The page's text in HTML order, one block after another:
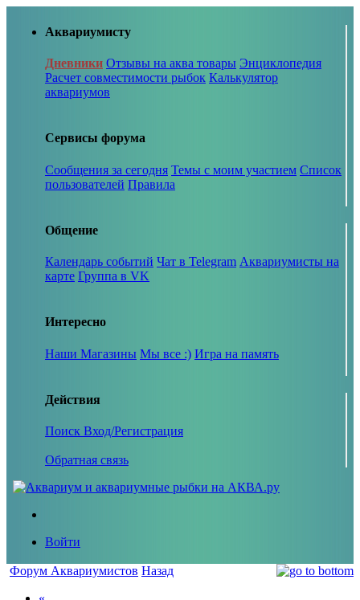
Аквариумисту
Дневники Отзывы на аква товары Энциклопедия
Расчет совместимости рыбок Калькулятор
аквариумов
Сервисы форума
Сообщения за сегодня Темы с моим участием Список
пользователей Правила
Общение
Календарь событий Чат в Telegram Аквариумисты на
карте Группа в VK
Интересно
Наши Магазины Мы все :) Игра на память
Действия
Поиск Вход/Регистрация
Обратная связь
Войти
Форум Аквариумистов Назад